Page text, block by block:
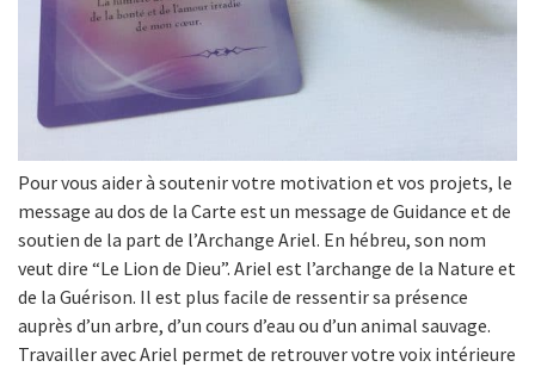
Pour vous aider à soutenir votre motivation et vos projets, le
message au dos de la Carte est un message de Guidance et de
soutien de la part de l’Archange Ariel. En hébreu, son nom
veut dire “Le Lion de Dieu”. Ariel est l’archange de la Nature et
de la Guérison. Il est plus facile de ressentir sa présence
auprès d’un arbre, d’un cours d’eau ou d’un animal sauvage.
Travailler avec Ariel permet de retrouver votre voix intérieure